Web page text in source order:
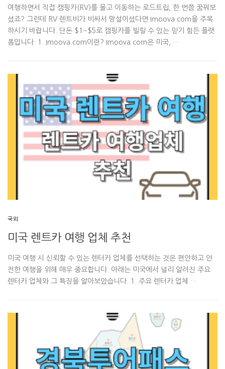
여행하면서 직접 캠핑카(RV)를 몰고 이동하는 로드트립, 한 번쯤 꿈꿔보
셨죠? 그런데 RV 렌트비가 비싸서 망설이셨다면 Imoova.com을 주목
하시기 바랍니다. 단돈 $1~$5로 캠핑카를 빌릴 수 있는 믿기 힘든 플랫
폼입니다. 1. Imoova.com이란? Imoova.com은 미국, …
국외
미국 렌트카 여행 업체 추천
미국 여행 시 신뢰할 수 있는 렌터카 업체를 선택하는 것은 편안하고 안
전한 여행을 위해 매우 중요합니다. 아래는 미국에서 널리 알려진 주요
렌터카 업체와 그 특징을 알아보았습니다. 1. 주요 렌터카 업체 …